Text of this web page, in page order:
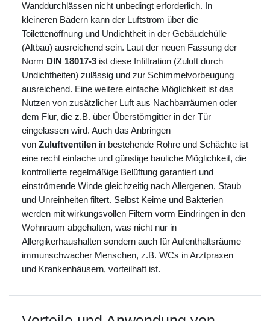
Wanddurchlässen nicht unbedingt erforderlich. In
kleineren Bädern kann der Luftstrom über die
Toilettenöffnung und Undichtheit in der Gebäudehülle
(Altbau) ausreichend sein. Laut der neuen Fassung der
Norm DIN 18017-3 ist diese Infiltration (Zuluft durch
Undichtheiten) zulässig und zur Schimmelvorbeugung
ausreichend. Eine weitere einfache Möglichkeit ist das
Nutzen von zusätzlicher Luft aus Nachbarräumen oder
dem Flur, die z.B. über Überstömgitter in der Tür
eingelassen wird. Auch das Anbringen
von Zuluftventilen in bestehende Rohre und Schächte ist
eine recht einfache und günstige bauliche Möglichkeit, die
kontrollierte regelmäßige Belüftung garantiert und
einströmende Winde gleichzeitig nach Allergenen, Staub
und Unreinheiten filtert. Selbst Keime und Bakterien
werden mit wirkungsvollen Filtern vorm Eindringen in den
Wohnraum abgehalten, was nicht nur in
Allergikerhaushalten sondern auch für Aufenthaltsräume
immunschwacher Menschen, z.B. WCs in Arztpraxen
und Krankenhäusern, vorteilhaft ist.